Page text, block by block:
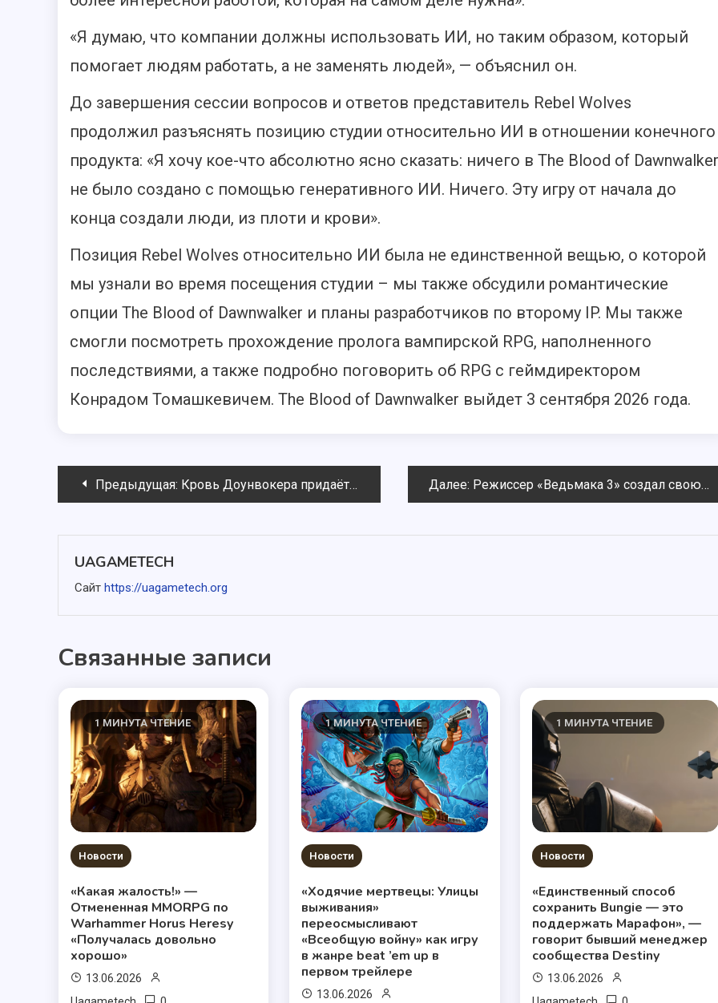
«Я думаю, что компании должны использовать ИИ, но таким образом, который
помогает людям работать, а не заменять людей», — объяснил он.
До завершения сессии вопросов и ответов представитель Rebel Wolves
продолжил разъяснять позицию студии относительно ИИ в отношении конечного
продукта: «Я хочу кое-что абсолютно ясно сказать: ничего в The Blood of Dawnwalker
не было создано с помощью генеративного ИИ. Ничего. Эту игру от начала до
конца создали люди, из плоти и крови».
Позиция Rebel Wolves относительно ИИ была не единственной вещью, о которой
мы узнали во время посещения студии – мы также обсудили романтические
опции The Blood of Dawnwalker и планы разработчиков по второму IP. Мы также
смогли посмотреть прохождение пролога вампирской RPG, наполненного
последствиями, а также подробно поговорить об RPG с геймдиректором
Конрадом Томашкевичем. The Blood of Dawnwalker выйдет 3 сентября 2026 года.
Навигация
записям
Предыдущая: Кровь Доунвокера придаёт мрачный оттенок типичному прологу RPG Далее: Режиссер «Ведьмака 3» создал свою новую RPG-студию, чтобы сделать что-то «значимое»
UAGAMETECH
Сайт https://uagametech.org
Связанные записи
1 МИНУТА ЧТЕНИЕ
Новости
«Какая жалость!» —
Отмененная MMORPG по
Warhammer Horus Heresy
«Получалась довольно
хорошо»
13.06.2026
1 МИНУТА ЧТЕНИЕ
Новости
«Ходячие мертвецы: Улицы
выживания»
переосмысливают
«Всеобщую войну» как игру
в жанре beat ’em up в
первом трейлере
13.06.2026
1 МИНУТА ЧТЕНИЕ
Новости
«Единственный способ
сохранить Bungie — это
поддержать Марафон», —
говорит бывший менеджер
сообщества Destiny
13.06.2026